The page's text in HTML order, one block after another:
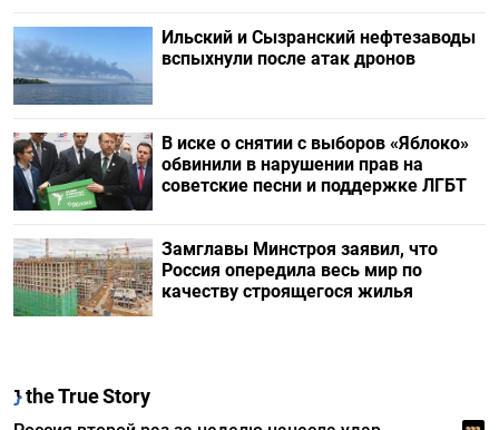
Ильский и Сызранский нефтезаводы
вспыхнули после атак дронов
В иске о снятии с выборов «Яблоко»
обвинили в нарушении прав на
советские песни и поддержке ЛГБТ
Замглавы Минстроя заявил, что
Россия опередила весь мир по
качеству строящегося жилья